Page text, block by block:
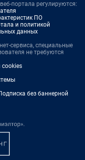
портала регулируются:
ПО
и политикой
данных
сервиса, специальные
не требуются
cookies
без баннерной